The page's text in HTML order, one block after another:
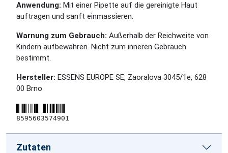
Anwendung: Mit einer Pipette auf die gereinigte Haut
auftragen und sanft einmassieren.
Warnung zum Gebrauch: Außerhalb der Reichweite von
Kindern aufbewahren. Nicht zum inneren Gebrauch
bestimmt.
Hersteller: ESSENS EUROPE SE, Zaoralova 3045/1e, 628
00 Brno
8595603574901
Zutaten